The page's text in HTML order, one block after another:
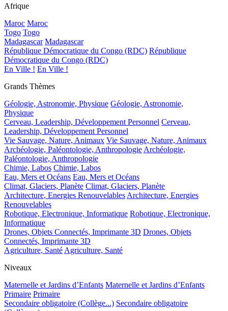
Afrique
Maroc Maroc
Togo Togo
Madagascar Madagascar
République Démocratique du Congo (RDC) République
Démocratique du Congo (RDC)
En Ville ! En Ville !
Grands Thèmes
Géologie, Astronomie, Physique Géologie, Astronomie,
Physique
Cerveau, Leadership, Développement Personnel Cerveau,
Leadership, Développement Personnel
Vie Sauvage, Nature, Animaux Vie Sauvage, Nature, Animaux
Archéologie, Paléontologie, Anthropologie Archéologie,
Paléontologie, Anthropologie
Chimie, Labos Chimie, Labos
Eau, Mers et Océans Eau, Mers et Océans
Climat, Glaciers, Planète Climat, Glaciers, Planète
Architecture, Energies Renouvelables Architecture, Energies
Renouvelables
Robotique, Electronique, Informatique Robotique, Electronique,
Informatique
Drones, Objets Connectés, Imprimante 3D Drones, Objets
Connectés, Imprimante 3D
Agriculture, Santé Agriculture, Santé
Niveaux
Maternelle et Jardins d’Enfants Maternelle et Jardins d’Enfants
Primaire Primaire
Secondaire obligatoire (Collège...) Secondaire obligatoire